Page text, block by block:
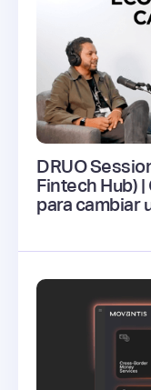
DRUO
Fintech Hub)
para cambiar